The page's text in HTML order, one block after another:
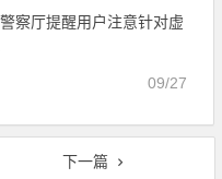
察厅提醒用户注意针对虚
09/27
下一篇